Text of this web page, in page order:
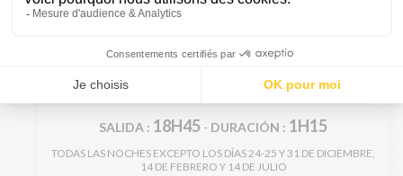
ROMÁNTICO”
SALIDA : 18H45 - DURACIÓN : 1H15
TODAS LAS NOCHES EXCEPTO LOS DÍAS 24-25 Y 31 DE DICIEMBRE,
14 DE FEBRERO Y 14 DE JULIO